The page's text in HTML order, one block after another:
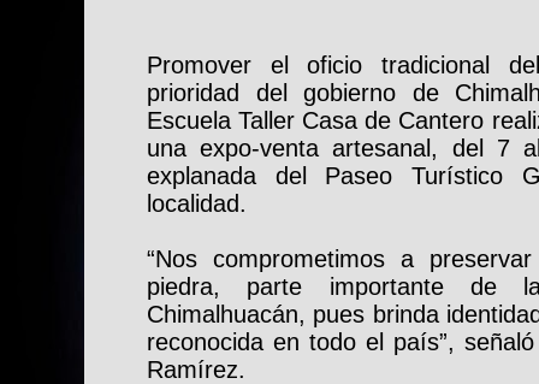
Promover el oficio tradicional
prioridad del gobierno de
Escuela Taller Casa de Cantero
una expo-venta artesanal, del 7
explanada del Paseo Turístico
localidad.
“Nos comprometimos a
piedra, parte importante de
Chimalhuacán, pues brinda
reconocida en todo el país”,
Ramírez.